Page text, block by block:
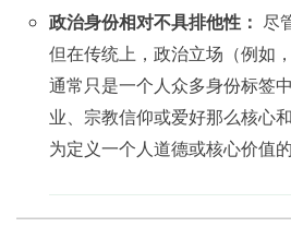
政治身份相对不具排他性： 尽
但在传统上，政治立场（例如
通常只是一个人众多身份标签
业、宗教信仰或爱好那么核心
为定义一个人道德或核心价值的